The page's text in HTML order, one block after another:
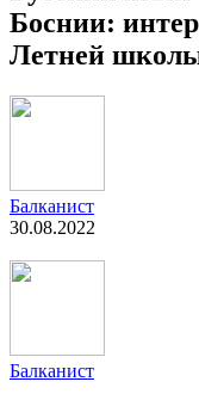
Боснии:
Летней
Балканист
30.08.2022
Балканист